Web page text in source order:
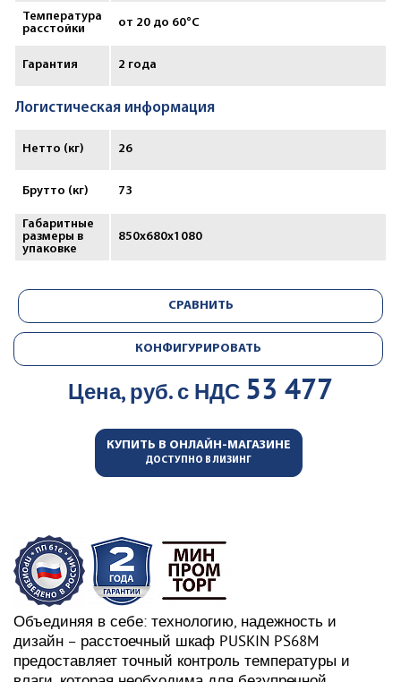
Температура
расстойки
от 20 до 60°С
Гарантия 2 года
Логистическая информация
Нетто (кг) 26
Брутто (кг) 73
Габаритные
размеры в
упаковке
850х680х1080
СРАВНИТЬ
КОНФИГУРИРОВАТЬ
Цена, руб. с НДС 53 477
КУПИТЬ В ОНЛАЙН-МАГАЗИНЕ
ДОСТУПНО В ЛИЗИНГ
Объединяя в себе: технологию, надежность и
дизайн – расстоечный шкаф PUSKIN PS68M
предоставляет точный контроль температуры и